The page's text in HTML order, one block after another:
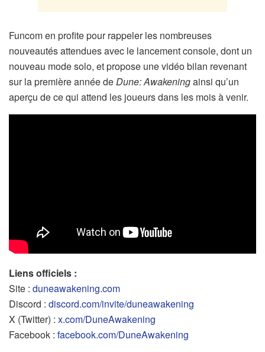
Funcom en profite pour rappeler les nombreuses
nouveautés attendues avec le lancement console, dont un
nouveau mode solo, et propose une vidéo bilan revenant
sur la première année deDune: Awakeningainsi qu’un
aperçu de ce qui attend les joueurs dans les mois à venir.
Liens officiels :
Site : duneawakening.com
Discord : discord.com/invite/duneawakening
X (Twitter) : x.com/DuneAwakening
Facebook : facebook.com/DuneAwakening